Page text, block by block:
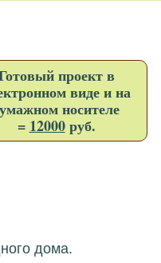
проект в
виде и на
носителе
= 12000руб.
дома.